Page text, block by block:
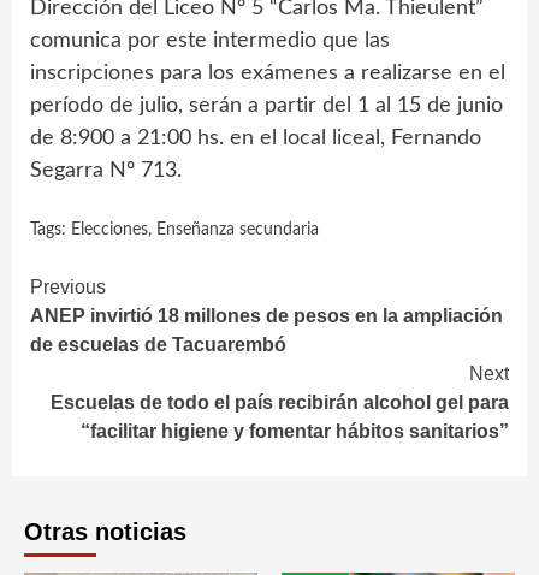
Dirección del Liceo Nº 5 “Carlos Ma. Thieulent”
comunica por este intermedio que las
inscripciones para los exámenes a realizarse en el
período de julio, serán a partir del 1 al 15 de junio
de 8:900 a 21:00 hs. en el local liceal, Fernando
Segarra Nº 713.
Tags: Elecciones, Enseñanza secundaria
Continue
Reading
Previous
ANEP invirtió 18 millones de pesos en la ampliación
de escuelas de Tacuarembó
Next
Escuelas de todo el país recibirán alcohol gel para
“facilitar higiene y fomentar hábitos sanitarios”
Otras noticias